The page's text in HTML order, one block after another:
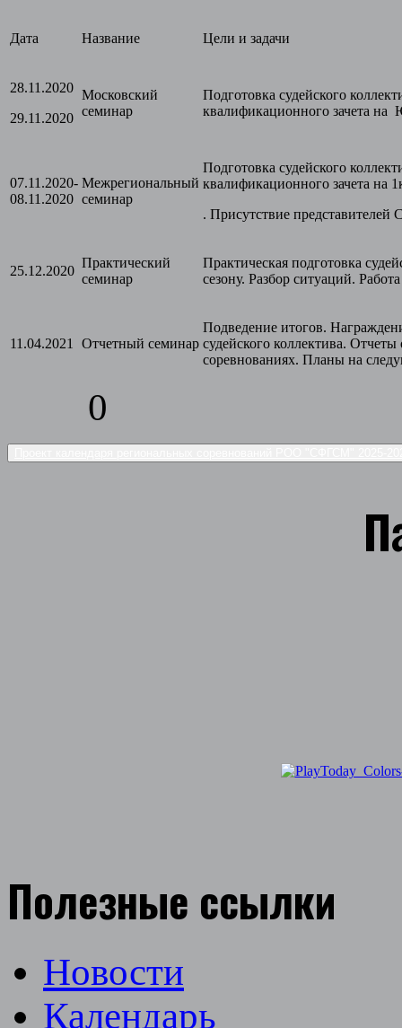
Дата Название Цели и задачи
28.11.2020
29.11.2020
Московский
семинар
Подготовка судейского
квалификационного зачета
07.11.2020-
08.11.2020
Межрегиональный
семинар
Подготовка судейского
квалификационного зачета на
. Присутствие
25.12.2020
Практический
семинар
Практическая подготовка
сезону. Разбор ситуаций.
11.04.2021 Отчетный семинар
Подведение итогов.
судейского коллектива.
соревнованиях. Планы на
0
Полезные ссылки
Новости
Календарь